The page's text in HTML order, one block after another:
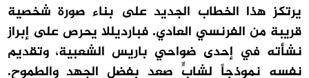
يرتكز هذا الخطاب الجديد على بناء صورة شخصية
قريبة من الفرنسي العادي. فبارديللا يحرص على إبراز
نشأته في إحدى ضواحي باريس الشعبية، وتقديم
نفسه نموذجاً لشابٍّ صعد بفضل الجهد والطموح.